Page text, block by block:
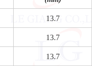
13.7
13.7
13.7